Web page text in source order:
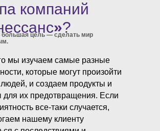
компаний
»?
мы изучаем самые разные
которые могут произойти
и создаем продукты и
для их предотвращения. Если
все-таки случается,
нашему клиенту
большая цель — сделать мир